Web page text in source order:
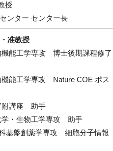
授
ンター センター長
准教授
機能工学専攻 博士後期課程修了
機能工学専攻 Nature COE ポス
附講座 助手
学・生物工学専攻 助手
基盤創薬学専攻 細胞分子情報